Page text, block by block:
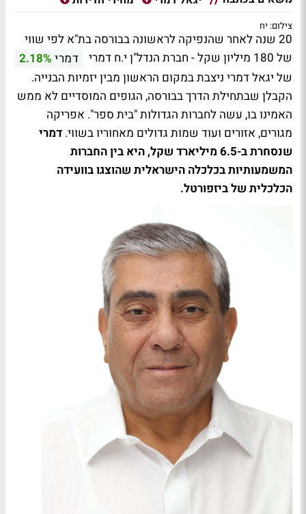
צילום: יח
20 שנה לאחר שהנפיקה לראשונה בבורסה בת"א לפי שווי
של 180 מיליון שקל - חברת הנדל"ן י.ח דמרי
דמרי 2.18%
של יגאל דמרי ניצבת במקום הראשון מבין יזמיות הבנייה.
הקבלן שבתחילת הדרך בבורסה, הגופים המוסדיים לא ממש
האמינו בו, עשה לחברות הגדולות "בית ספר". אפריקה
מגורים, אזורים ועוד שמות גדולים מאחוריו בשווי. דמרי
שנסחרת ב-6.5 מיליארד שקל, היא בין החברות
המשמעותיות בכלכלה הישראלית שהוצגו בוועידה
הכלכלית של ביזפורטל.